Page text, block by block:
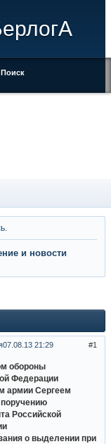
Поиск
и новости
1
07.08.13 21:29
обороны
Федерации
армии Сергеем
Российской
о выделении при